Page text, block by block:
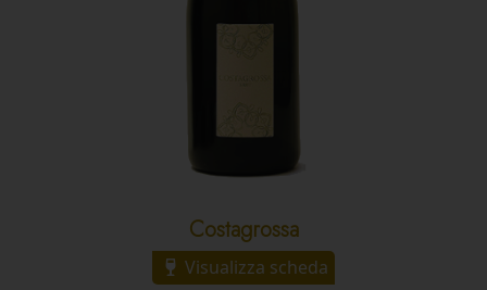
Costagrossa
Visualizza scheda